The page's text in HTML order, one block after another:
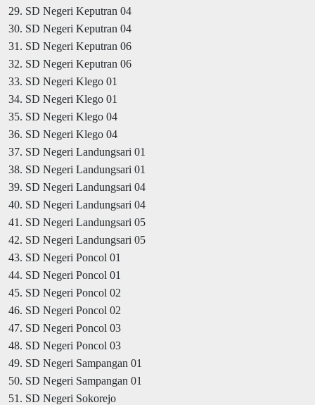
29. SD Negeri Keputran 04
30. SD Negeri Keputran 04
31. SD Negeri Keputran 06
32. SD Negeri Keputran 06
33. SD Negeri Klego 01
34. SD Negeri Klego 01
35. SD Negeri Klego 04
36. SD Negeri Klego 04
37. SD Negeri Landungsari 01
38. SD Negeri Landungsari 01
39. SD Negeri Landungsari 04
40. SD Negeri Landungsari 04
41. SD Negeri Landungsari 05
42. SD Negeri Landungsari 05
43. SD Negeri Poncol 01
44. SD Negeri Poncol 01
45. SD Negeri Poncol 02
46. SD Negeri Poncol 02
47. SD Negeri Poncol 03
48. SD Negeri Poncol 03
49. SD Negeri Sampangan 01
50. SD Negeri Sampangan 01
51. SD Negeri Sokorejo